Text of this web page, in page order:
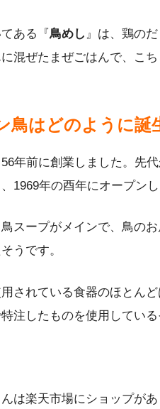
ある『鳥めし 』は、鶏の
混ぜたまぜごはんで、こち
鳥はどのように誕
年前に創業しました。先
1969年の酉年にオープンし
スープがメインで、鳥の
うです。
されている食器のほとん
注したものを使用している
んは楽天市場にショップが